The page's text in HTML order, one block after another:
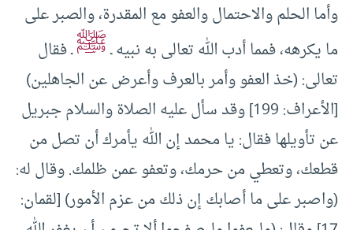
وأما الحلم والاحتمال والعفو مع المقدرة، والصبر على
ما يكرهه، فمما أدب الله تعالى به نبيه ـﷺـ فقال
تعالى: (خذ العفو وأمر بالعرف وأعرض عن الجاهلين)
[الأعراف: 199] وقد سأل عليه الصلاة والسلام جبريل
عن تأويلها فقال: يا محمد إن الله يأمرك أن تصل من
قطعك، وتعطي من حرمك، وتعفو عمن ظلمك. وقال له:
(واصبر على ما أصابك إن ذلك من عزم الأمور) [لقمان: